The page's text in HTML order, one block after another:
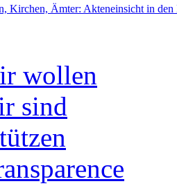
Kirchen, Ämter: Akteneinsicht in den
wollen
sind